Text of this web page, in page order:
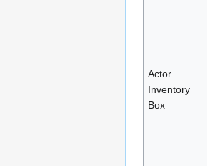
Actor
Inventory
Box